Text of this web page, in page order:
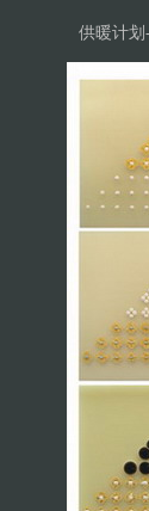
供暖计划